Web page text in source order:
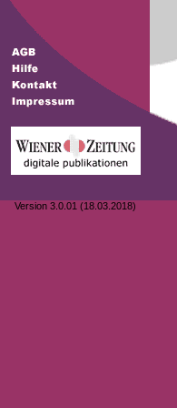
Version 3.0.01 (18.03.2018)